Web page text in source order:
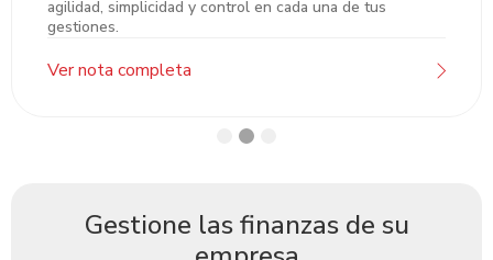
agilidad, simplicidad y control en cada una de tus
gestiones.
Ver nota completa
Gestione las finanzas de su